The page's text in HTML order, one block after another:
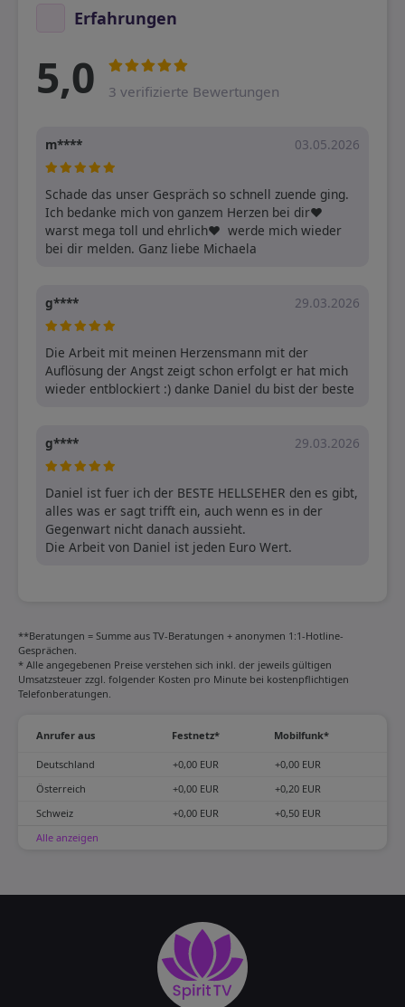
Erfahrungen
5,0 3 verifizierte Bewertungen
m**** 03.05.2026
Schade das unser Gespräch so schnell zuende ging.
Ich bedanke mich von ganzem Herzen bei dir❤ ️
warst mega toll und ehrlich❤ ️ werde mich wieder
bei dir melden. Ganz liebe Michaela
g**** 29.03.2026
Die Arbeit mit meinen Herzensmann mit der
Auflösung der Angst zeigt schon erfolgt er hat mich
wieder entblockiert :) danke Daniel du bist der beste
g**** 29.03.2026
Daniel ist fuer ich der BESTE HELLSEHER den es gibt,
alles was er sagt trifft ein, auch wenn es in der
Gegenwart nicht danach aussieht.
Die Arbeit von Daniel ist jeden Euro Wert.
**Beratungen = Summe aus TV-Beratungen + anonymen 1:1-Hotline-
Gesprächen.
* Alle angegebenen Preise verstehen sich inkl. der jeweils gültigen
Umsatzsteuer zzgl. folgender Kosten pro Minute bei kostenpflichtigen
Telefonberatungen.
Anrufer aus Festnetz* Mobilfunk*
Deutschland +0,00 EUR
+0,00 EUR
Österreich
+0,00 EUR
+0,20 EUR
Schweiz
+0,00 EUR
+0,50 EUR
Alle anzeigen